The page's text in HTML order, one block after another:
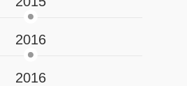
2016
2016